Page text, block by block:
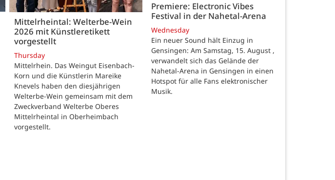
Mittelrheintal: Welterbe-Wein
2026 mit Künstleretikett
vorgestellt
Thursday
Mittelrhein. Das Weingut Eisenbach-
Korn und die Künstlerin Mareike
Knevels haben den diesjährigen
Welterbe-Wein gemeinsam mit dem
Zweckverband Welterbe Oberes
Mittelrheintal in Oberheimbach
vorgestellt.
Premiere: Electronic Vibes
Festival in der Nahetal-Arena
Wednesday
Ein neuer Sound hält Einzug in
Gensingen: Am Samstag, 15. August ,
verwandelt sich das Gelände der
Nahetal-Arena in Gensingen in einen
Hotspot für alle Fans elektronischer
Musik.